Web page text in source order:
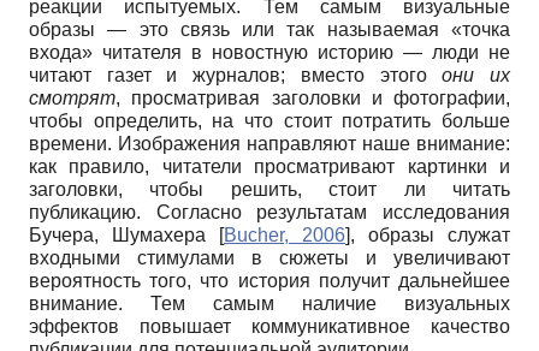
реакции испытуемых. Тем самым визуальные
образы — это связь или так называемая «точка
входа» читателя в новостную историю — люди не
читают газет и журналов; вместо этогоони их
смотрят, просматривая заголовки и фотографии,
чтобы определить, на что стоит потратить больше
времени. Изображения направляют наше внимание:
как правило, читатели просматривают картинки и
заголовки, чтобы решить, стоит ли читать
публикацию. Согласно результатам исследования
Бучера, Шумахера
[Bucher, 2006], образы служат
входными стимулами в сюжеты и увеличивают
вероятность того, что история получит дальнейшее
внимание. Тем самым наличие визуальных
эффектов повышает коммуникативное качество